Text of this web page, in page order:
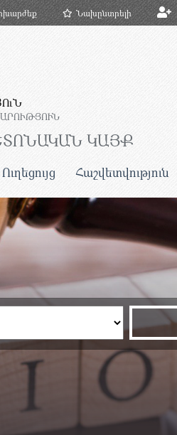
Նախընտրելի
ԿԱՅՔ
Ուղեցույց Հաշվետվություն